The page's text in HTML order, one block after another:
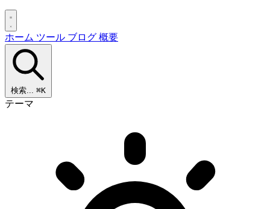
ホーム ツール ブログ 概要
検索... ⌘K
テーマ